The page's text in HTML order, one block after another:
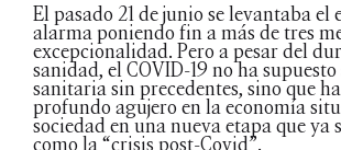
El pasado 21 de junio se levantaba el
alarma poniendo fin a más de tres
excepcionalidad. Pero a pesar del
sanidad, el COVID-19 no ha
sanitaria sin precedentes, sino que
profundo agujero en la economía
sociedad en una nueva etapa que ya
como la “crisis post-Covid”.